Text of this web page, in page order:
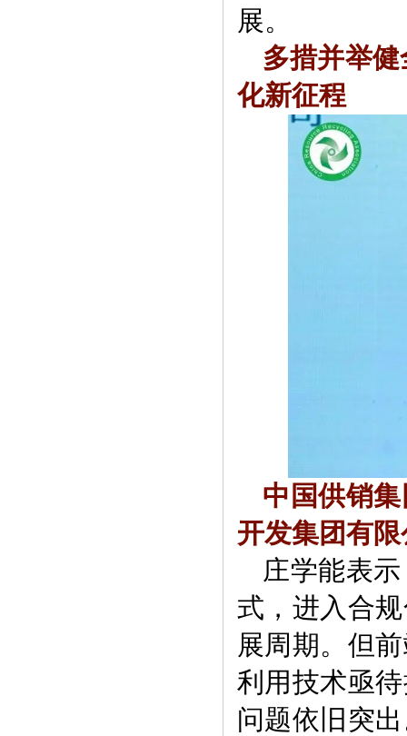
展。
多措并举
化新征程
中国供销
开发集团有
庄学能表
式，进入合
展周期。但
利用技术亟
问题依旧突